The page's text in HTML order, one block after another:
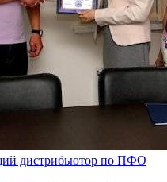
дистрибьютор по ПФО